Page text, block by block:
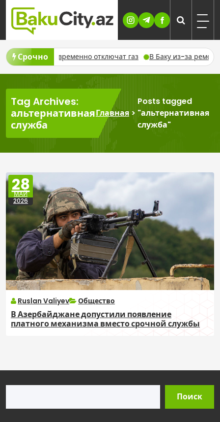
Skip
content
Срочновременно отключат газ В Баку из-за ремонта
Tag Archives:
альтернативная
служба
Главная>
Posts tagged
"альтернативная
служба"
28
МАЙ
2026
Ruslan Valiyev Общество
В Азербайджане допустили появление
платного механизма вместо срочной службы
Поиск